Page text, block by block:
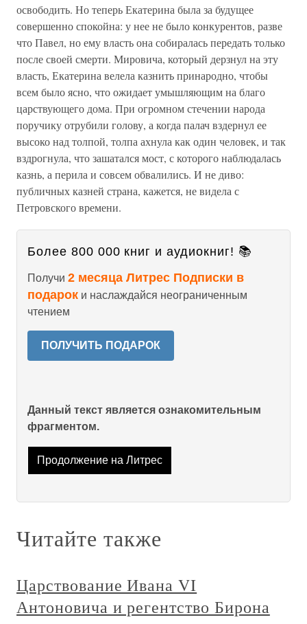
освободить. Но теперь Екатерина была за будущее
совершенно спокойна: у нее не было конкурентов, разве
что Павел, но ему власть она собиралась передать только
после своей смерти. Мировича, который дерзнул на эту
власть, Екатерина велела казнить принародно, чтобы
всем было ясно, что ожидает умышляющим на благо
царствующего дома. При огромном стечении народа
поручику отрубили голову, а когда палач вздернул ее
высоко над толпой, толпа ахнула как один человек, и так
вздрогнула, что зашатался мост, с которого наблюдалась
казнь, а перила и совсем обвалились. И не диво:
публичных казней страна, кажется, не видела с
Петровского времени.
Более 800 000 книг и аудиокниг! 📚
Получи 2 месяца Литрес Подписки в
подарок и наслаждайся неограниченным
чтением
ПОЛУЧИТЬ ПОДАРОК
Данный текст является ознакомительным
фрагментом.
Продолжение на Литрес
Читайте также
Царствование Ивана VI
Антоновича и регентство Бирона